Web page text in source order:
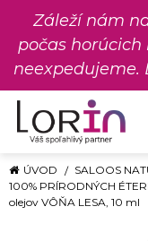
Záleží nám
počas
neexpedujeme.
ÚVOD SALOOS
100% PRÍRODNÝCH
olejov VÔŇA LESA, 10 ml